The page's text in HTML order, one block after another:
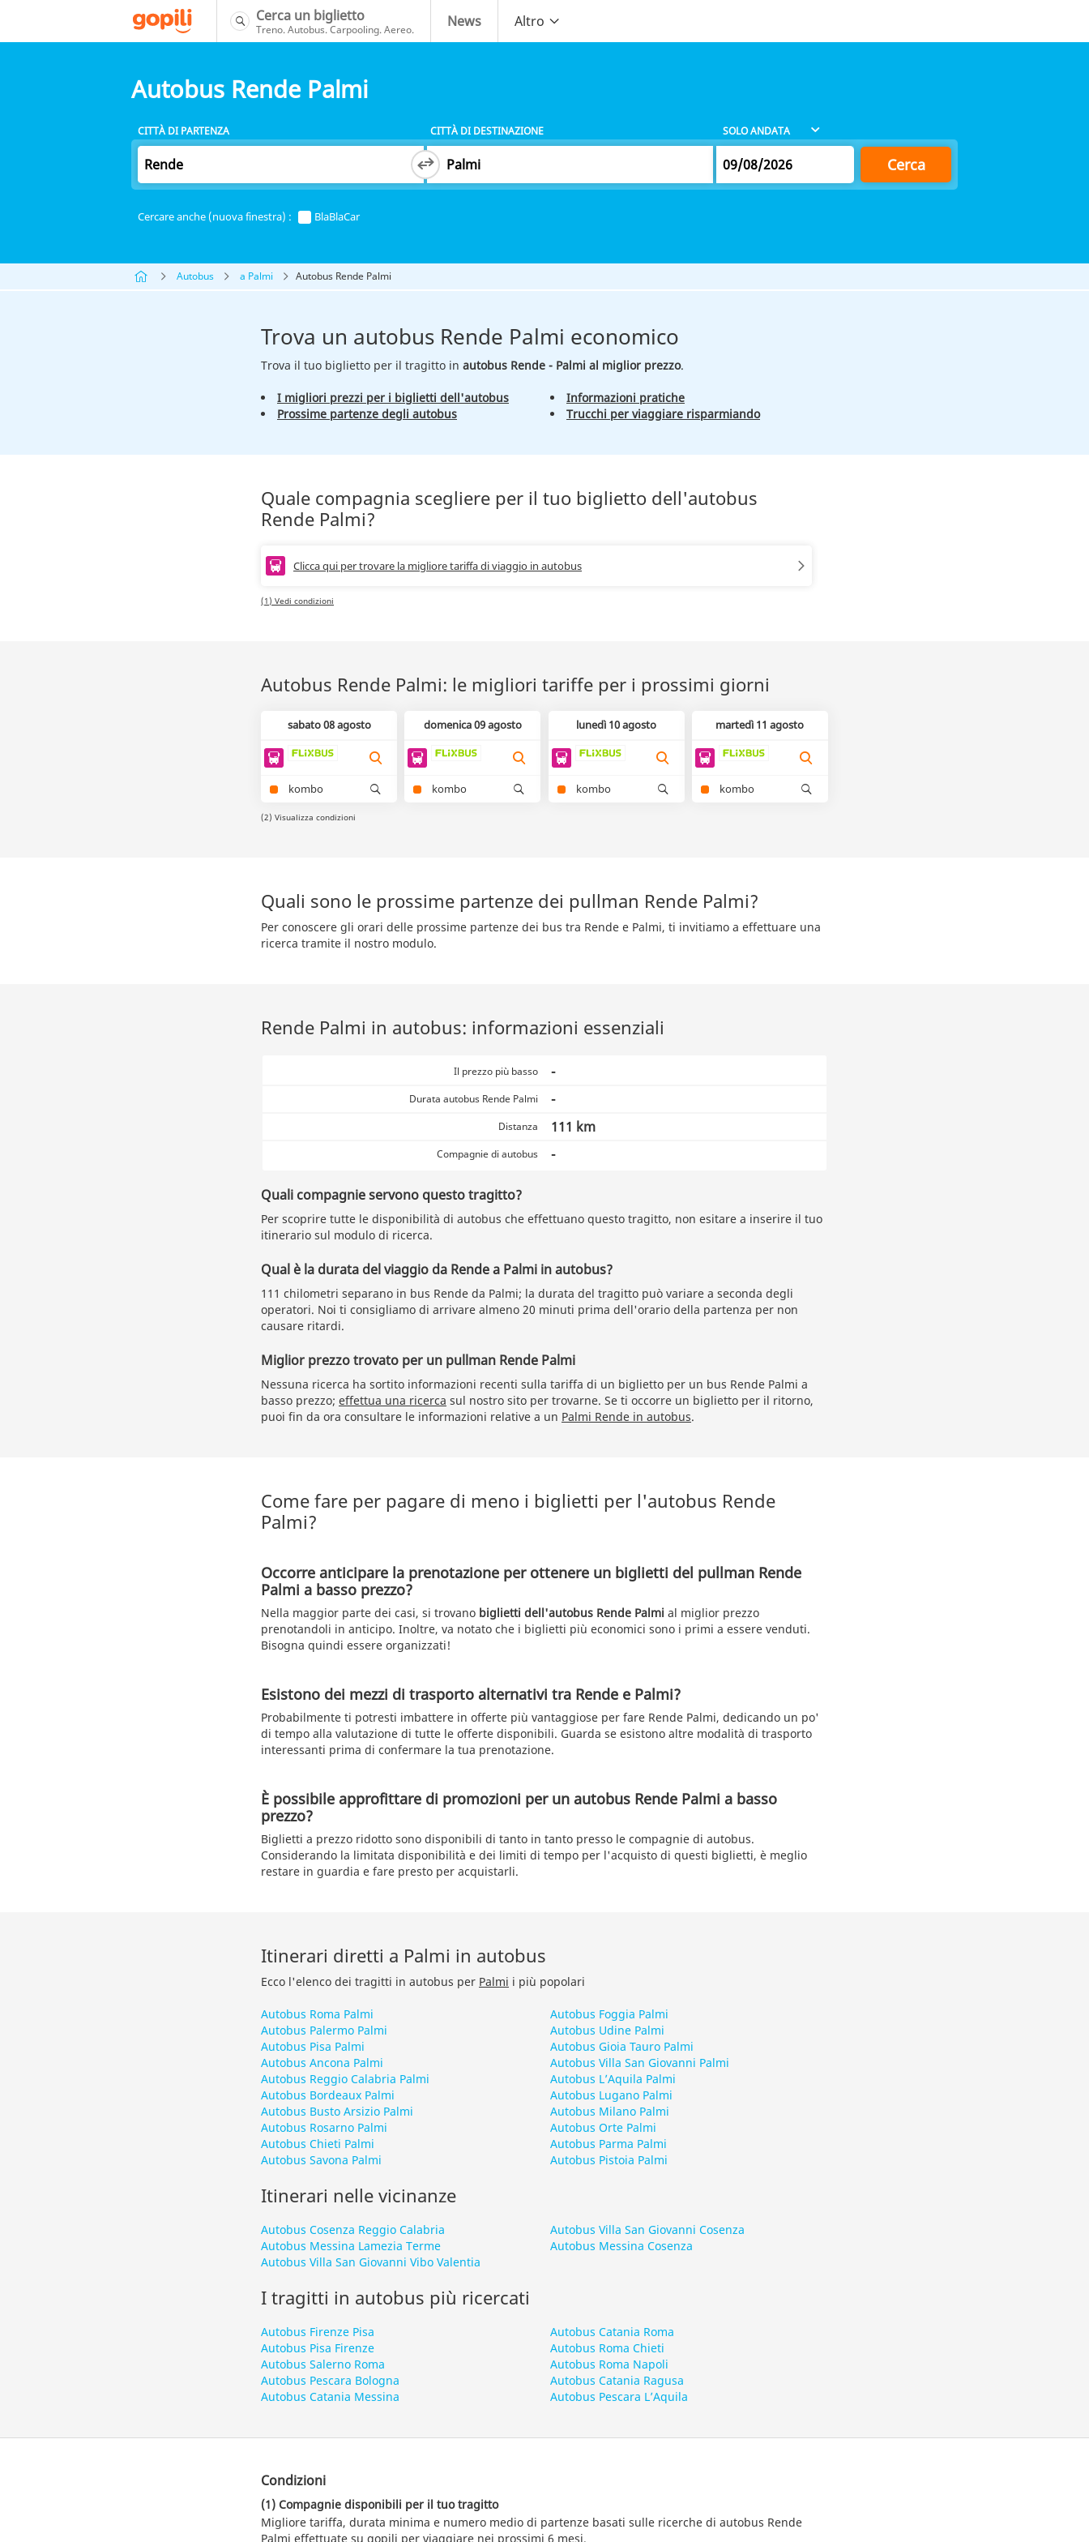
Cerca un biglietto
Treno. Autobus. Carpooling. Aereo. News Altro
Autobus Rende Palmi
CITTÀ DI PARTENZA CITTÀ DI DESTINAZIONE
Cerca
Cercare anche (nuova finestra) : BlaBlaCar
Autobus a Palmi Autobus Rende Palmi
Trova un autobus Rende Palmi economico
Trova il tuo biglietto per il tragitto in autobus Rende - Palmi al miglior prezzo.
I migliori prezzi per i biglietti dell'autobus
Prossime partenze degli autobus
Informazioni pratiche
Trucchi per viaggiare risparmiando
Quale compagnia scegliere per il tuo biglietto dell'autobus
Rende Palmi?
Clicca qui per trovare la migliore tariffa di viaggio in autobus
(1) Vedi condizioni
Autobus Rende Palmi: le migliori tariffe per i prossimi giorni
sabato 08 agosto
kombo
domenica 09 agosto
kombo
lunedì 10 agosto
kombo
martedì 11 agosto
kombo
(2) Visualizza condizioni
Quali sono le prossime partenze dei pullman Rende Palmi?
Per conoscere gli orari delle prossime partenze dei bus tra Rende e Palmi, ti invitiamo a effettuare una
ricerca tramite il nostro modulo.
Rende Palmi in autobus: informazioni essenziali
Il prezzo più basso -
Durata autobus Rende Palmi -
Distanza 111 km
Compagnie di autobus -
Quali compagnie servono questo tragitto?
Per scoprire tutte le disponibilità di autobus che effettuano questo tragitto, non esitare a inserire il tuo
itinerario sul modulo di ricerca.
Qual è la durata del viaggio da Rende a Palmi in autobus?
111 chilometri separano in bus Rende da Palmi; la durata del tragitto può variare a seconda degli
operatori. Noi ti consigliamo di arrivare almeno 20 minuti prima dell'orario della partenza per non
causare ritardi.
Miglior prezzo trovato per un pullman Rende Palmi
Nessuna ricerca ha sortito informazioni recenti sulla tariffa di un biglietto per un bus Rende Palmi a
basso prezzo; effettua una ricerca sul nostro sito per trovarne. Se ti occorre un biglietto per il ritorno,
puoi fin da ora consultare le informazioni relative a un Palmi Rende in autobus.
Come fare per pagare di meno i biglietti per l'autobus Rende
Palmi?
Occorre anticipare la prenotazione per ottenere un biglietti del pullman Rende
Palmi a basso prezzo?
Nella maggior parte dei casi, si trovano biglietti dell'autobus Rende Palmi al miglior prezzo
prenotandoli in anticipo. Inoltre, va notato che i biglietti più economici sono i primi a essere venduti.
Bisogna quindi essere organizzati!
Esistono dei mezzi di trasporto alternativi tra Rende e Palmi?
Probabilmente ti potresti imbattere in offerte più vantaggiose per fare Rende Palmi, dedicando un po'
di tempo alla valutazione di tutte le offerte disponibili. Guarda se esistono altre modalità di trasporto
interessanti prima di confermare la tua prenotazione.
È possibile approfittare di promozioni per un autobus Rende Palmi a basso
prezzo?
Biglietti a prezzo ridotto sono disponibili di tanto in tanto presso le compagnie di autobus.
Considerando la limitata disponibilità e dei limiti di tempo per l'acquisto di questi biglietti, è meglio
restare in guardia e fare presto per acquistarli.
Itinerari diretti a Palmi in autobus
Ecco l'elenco dei tragitti in autobus per Palmi i più popolari
Autobus Roma Palmi
Autobus Palermo Palmi
Autobus Pisa Palmi
Autobus Ancona Palmi
Autobus Reggio Calabria Palmi
Autobus Bordeaux Palmi
Autobus Busto Arsizio Palmi
Autobus Rosarno Palmi
Autobus Chieti Palmi
Autobus Savona Palmi
Autobus Foggia Palmi
Autobus Udine Palmi
Autobus Gioia Tauro Palmi
Autobus Villa San Giovanni Palmi
Autobus L’Aquila Palmi
Autobus Lugano Palmi
Autobus Milano Palmi
Autobus Orte Palmi
Autobus Parma Palmi
Autobus Pistoia Palmi
Itinerari nelle vicinanze
Autobus Cosenza Reggio Calabria
Autobus Messina Lamezia Terme
Autobus Villa San Giovanni Vibo Valentia
Autobus Villa San Giovanni Cosenza
Autobus Messina Cosenza
I tragitti in autobus più ricercati
Autobus Firenze Pisa
Autobus Pisa Firenze
Autobus Salerno Roma
Autobus Pescara Bologna
Autobus Catania Messina
Autobus Catania Roma
Autobus Roma Chieti
Autobus Roma Napoli
Autobus Catania Ragusa
Autobus Pescara L’Aquila
Condizioni
(1) Compagnie disponibili per il tuo tragitto
Migliore tariffa, durata minima e numero medio di partenze basati sulle ricerche di autobus Rende
Palmi effettuate su gopili per viaggiare nei prossimi 6 mesi.